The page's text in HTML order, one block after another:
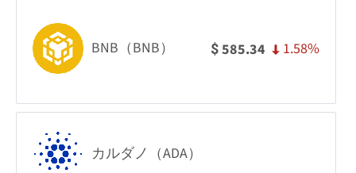
BNB（BNB） $585.34 1.58%
カルダノ（ADA）